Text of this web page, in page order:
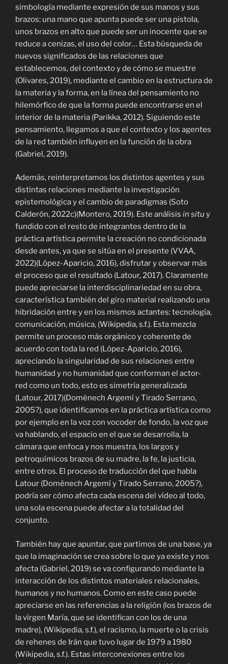
simbología mediante expresión de sus manos y sus
brazos: una mano que apunta puede ser una pistola,
unos brazos en alto que puede ser un inocente que se
reduce a cenizas, el uso del color… Esta búsqueda de
nuevos significados de las relaciones que
establecemos, del contexto y de cómo se muestre
(Olivares, 2019), mediante el cambio en la estructura de
la materia y la forma, en la línea del pensamiento no
hilemórfico de que la forma puede encontrarse en el
interior de la materia (Parikka, 2012). Siguiendo este
pensamiento, llegamos a que el contexto y los agentes
de la red también influyen en la función de la obra
(Gabriel, 2019).
Además, reinterpretamos los distintos agentes y sus
distintas relaciones mediante la investigación
epistemológica y el cambio de paradigmas (Soto
Calderón, 2022c)(Montero, 2019). Este análisis in situ y
fundido con el resto de integrantes dentro de la
práctica artística permite la creación no condicionada
desde antes, ya que se sitúa en el presente (VVAA,
2022)(López-Aparicio, 2016), disfrutar y observar más
el proceso que el resultado (Latour, 2017). Claramente
puede apreciarse la interdisciplinariedad en su obra,
característica también del giro material realizando una
hibridación entre y en los mismos actantes: tecnología,
comunicación, música, (Wikipedia, s.f.). Esta mezcla
permite un proceso más orgánico y coherente de
acuerdo con toda la red (López-Aparicio, 2016),
apreciando la singularidad de sus relaciones entre
humanidad y no humanidad que conforman el actor-
red como un todo, esto es simetría generalizada
(Latour, 2017)(Domènech Argemí y Tirado Serrano,
2005?), que identificamos en la práctica artística como
por ejemplo en la voz con vocoder de fondo, la voz que
va hablando, el espacio en el que se desarrolla, la
cámara que enfoca y nos muestra, los largos y
petroquímicos brazos de su madre, la fe, la justicia,
entre otros. El proceso de traducción del que habla
Latour (Domènech Argemí y Tirado Serrano, 2005?),
podría ser cómo afecta cada escena del vídeo al todo,
una sola escena puede afectar a la totalidad del
conjunto.
También hay que apuntar, que partimos de una base, ya
que la imaginación se crea sobre lo que ya existe y nos
afecta (Gabriel, 2019) se va configurando mediante la
interacción de los distintos materiales relacionales,
humanos y no humanos. Como en este caso puede
apreciarse en las referencias a la religión (los brazos de
la vírgen María, que se identifican con los de una
madre), (Wikipedia, s.f.), el racismo, la muerte o la crisis
de rehenes de Irán que tuvo lugar de 1979 a 1980
(Wikipedia, s.f.). Estas interconexiones entre los